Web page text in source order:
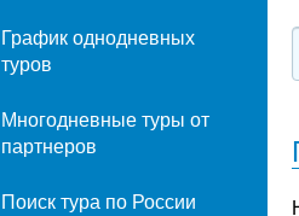
График однодневных
туров
Многодневные туры от
партнеров
Поиск тура по России